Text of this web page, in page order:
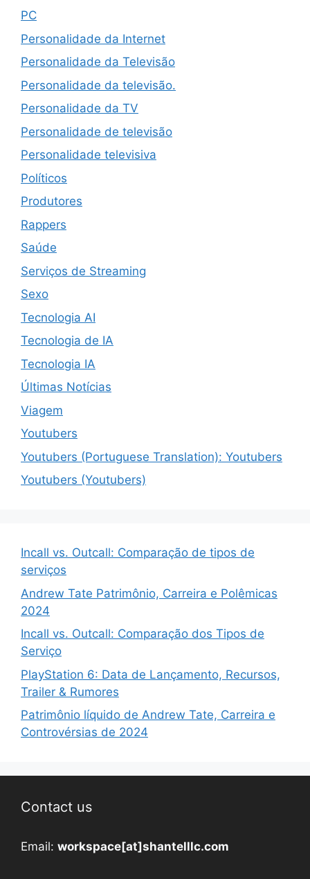
PC
Personalidade da Internet
Personalidade da Televisão
Personalidade da televisão.
Personalidade da TV
Personalidade de televisão
Personalidade televisiva
Políticos
Produtores
Rappers
Saúde
Serviços de Streaming
Sexo
Tecnologia AI
Tecnologia de IA
Tecnologia IA
Últimas Notícias
Viagem
Youtubers
Youtubers (Portuguese Translation): Youtubers
Youtubers (Youtubers)
Incall vs. Outcall: Comparação de tipos de
serviços
Andrew Tate Patrimônio, Carreira e Polêmicas
2024
Incall vs. Outcall: Comparação dos Tipos de
Serviço
PlayStation 6: Data de Lançamento, Recursos,
Trailer & Rumores
Patrimônio líquido de Andrew Tate, Carreira e
Controvérsias de 2024
Contact us
Email: workspace[at]shantelllc.com